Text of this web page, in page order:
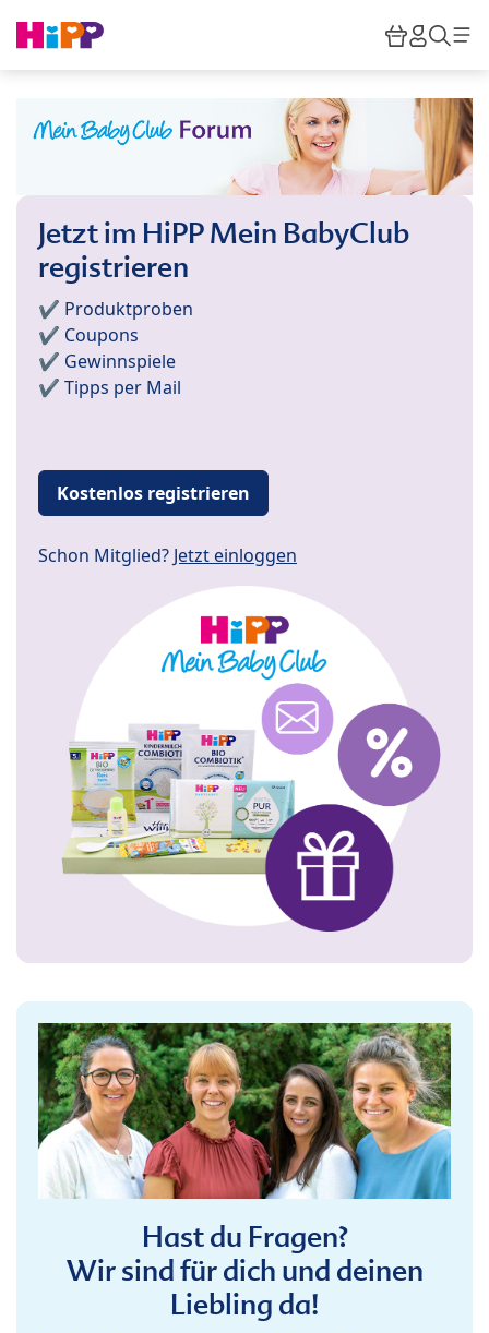
HiPP
Jetzt im HiPP Mein BabyClub
registrieren
✔️ Produktproben
✔️ Coupons
✔️ Gewinnspiele
✔️ Tipps per Mail
Kostenlos registrieren
Schon Mitglied? Jetzt einloggen
Hast du Fragen?
Wir sind für dich und deinen
Liebling da!